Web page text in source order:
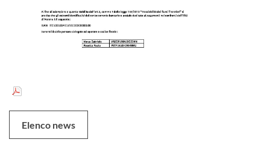
Elenco news